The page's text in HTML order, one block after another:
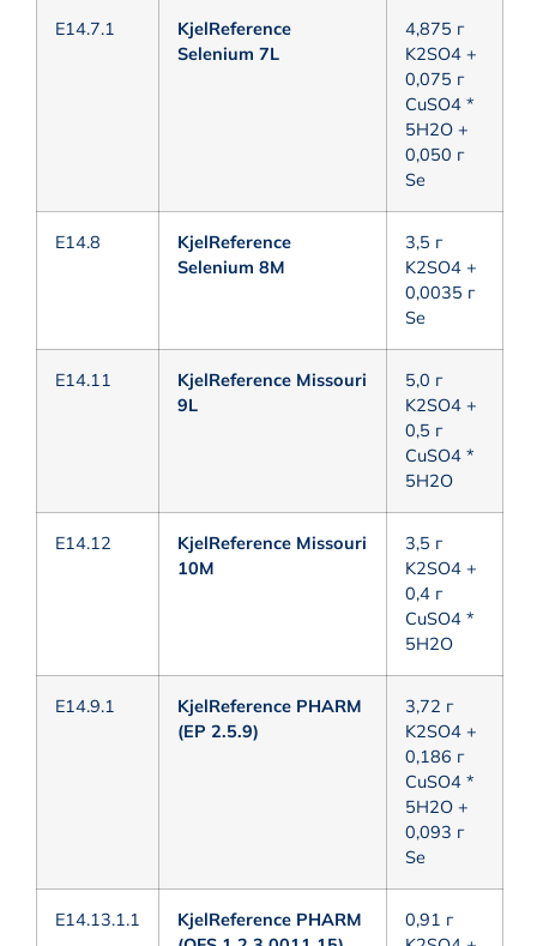
E14.7.1
KjelReference
Selenium 7L
4,875 г
K2SO4 +
0,075 г
CuSO4 *
5H2O +
0,050 г
Se
E14.8
KjelReference
Selenium 8M
3,5 г
K2SO4 +
0,0035 г
Se
E14.11
KjelReference Missouri
9L
5,0 г
K2SO4 +
0,5 г
CuSO4 *
5H2O
E14.12
KjelReference Missouri
10M
3,5 г
K2SO4 +
0,4 г
CuSO4 *
5H2O
E14.9.1
KjelReference PHARM
(EP 2.5.9)
3,72 г
K2SO4 +
0,186 г
CuSO4 *
5H2O +
0,093 г
Se
E14.13.1.1
KjelReference PHARM
0,91 г